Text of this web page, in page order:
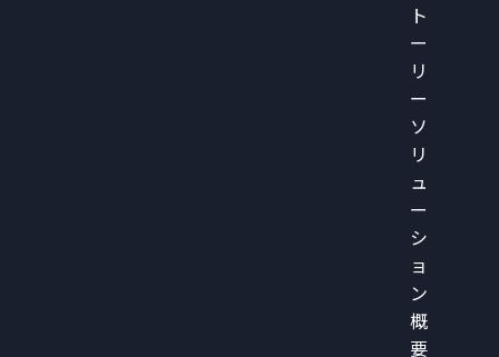
ト
ー
リ
ー
ソ
リ
ュ
ー
シ
ョ
ン
概
要